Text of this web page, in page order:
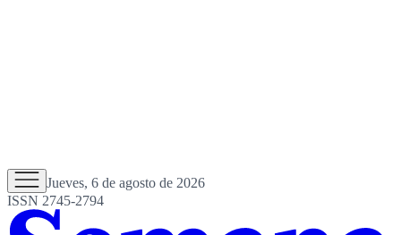
Jueves, 6 de agosto de 2026
ISSN 2745-2794